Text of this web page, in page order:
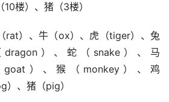
楼）、猪（3楼）
rat）、牛（ox）、虎（tiger）、兔
dragon）、蛇（snake）、马
goat）、猴（monkey）、鸡
）、猪（pig）